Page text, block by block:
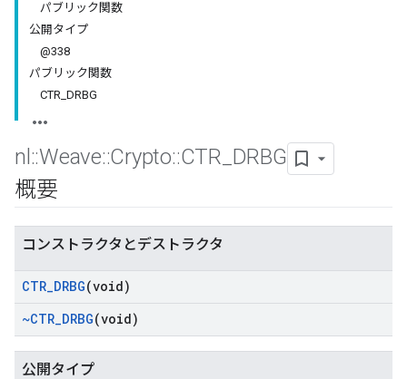
パブリック関数
公開タイプ
@338
パブリック関数
CTR_DRBG
nl ::Weave::Crypto::CTR DRBG
概要
コンストラクタとデストラクタ
CTR_DRBG(void)
~CTR_DRBG(void)
公開タイプ